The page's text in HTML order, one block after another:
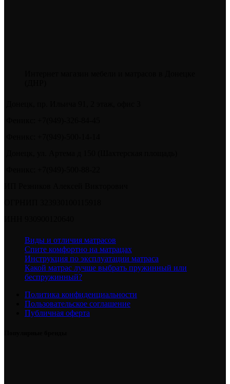
Виды и отличия матрасов
Спите комфортно на матрацах
Инструкция по эксплуатации матраса
Какой матрас лучше выбрать пружинный или
беспружинный?
Политика конфиденциальности
Пользовательское соглашение
Публичная оферта